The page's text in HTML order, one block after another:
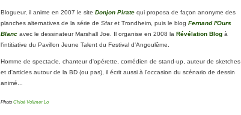
Blogueur, il anime en 2007 le site Donjon Pirate qui proposa de façon anonyme des
planches alternatives de la série de Sfar et Trondheim, puis le blog Fernand l'Ours
Blanc avec le dessinateur Marshall Joe. Il organise en 2008 la Révélation Blog à
l'intitiative du Pavillon Jeune Talent du Festival d'Angoulême.
Homme de spectacle, chanteur d'opérette, comédien de stand-up, auteur de sketches
et d'articles autour de la BD (ou pas), il écrit aussi à l'occasion du scénario de dessin
animé...
PhotoChloé Vollmer Lo